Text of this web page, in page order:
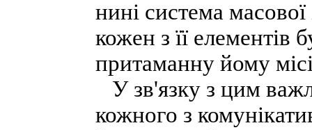
нині система масової
кожен з її елементів
притаманну йому
У зв'язку з цим
кожного з